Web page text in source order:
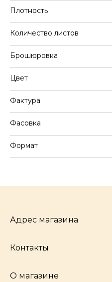
Плотность
Количество листов
Брошюровка
Цвет
Фактура
Фасовка
Формат
Адрес магазина
Челябинск,
Контакты
pocherkartshop@mail.ru
О магазине